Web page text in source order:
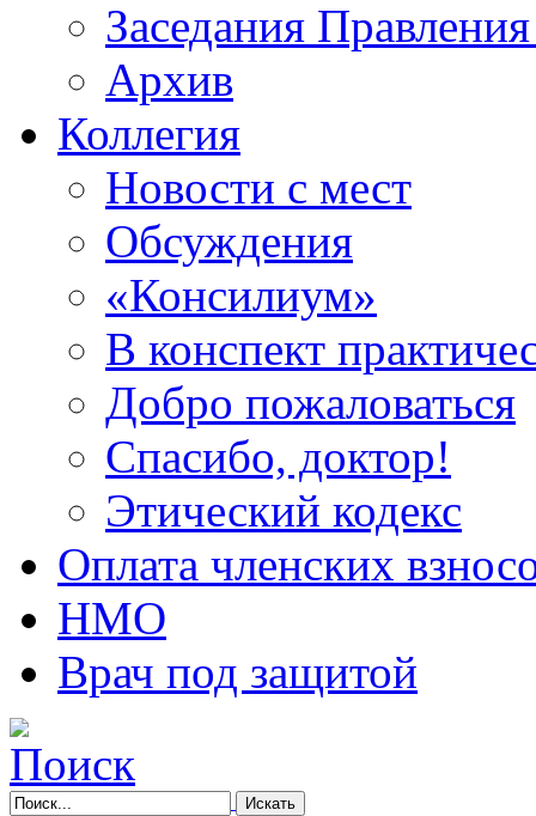
Заседания
Архив
Коллегия
Новости с мест
Обсуждения
«Консилиум»
В конспект
Добро пожаловаться
Спасибо, доктор!
Этический кодекс
Оплата членских
НМО
Врач под защитой